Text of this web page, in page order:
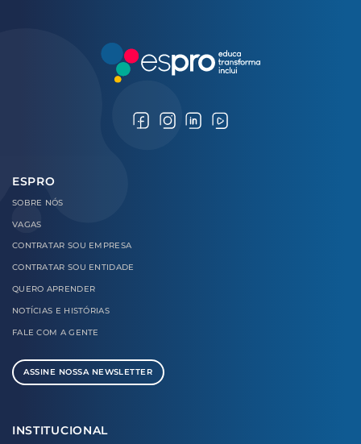
ESPRO
SOBRE NÓS
VAGAS
CONTRATAR SOU EMPRESA
CONTRATAR SOU ENTIDADE
QUERO APRENDER
NOTÍCIAS E HISTÓRIAS
FALE COM A GENTE
ASSINE NOSSA NEWSLETTER
INSTITUCIONAL